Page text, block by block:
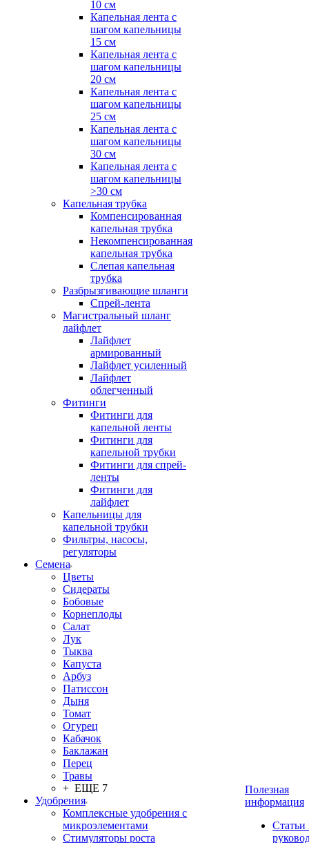
10 см
Капельная лента с
шагом капельницы
15 см
Капельная лента с
шагом капельницы
20 см
Капельная лента с
шагом капельницы
25 см
Капельная лента с
шагом капельницы
30 см
Капельная лента с
шагом капельницы
>30 см
Капельная трубка
Компенсированная
капельная трубка
Некомпенсированная
капельная трубка
Слепая капельная
трубка
Разбрызгивающие шланги
Спрей-лента
Магистральный шланг
лайфлет
Лайфлет
армированный
Лайфлет усиленный
Лайфлет
облегченный
Фитинги
Фитинги для
капельной ленты
Фитинги для
капельной трубки
Фитинги для спрей-
ленты
Фитинги для
лайфлет
Капельницы для
капельной трубки
Фильтры, насосы,
регуляторы
Семена
Цветы
Сидераты
Бобовые
Корнеплоды
Салат
Лук
Тыква
Капуста
Арбуз
Патиссон
Дыня
Томат
Огурец
Кабачок
Баклажан
Перец
Травы
+ ЕЩЕ 7
Удобрения
Комплексные удобрения с
микроэлементами
Стимуляторы роста
Полезная
информация
Статьи